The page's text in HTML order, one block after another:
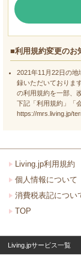
■利用規約変更のお
2021年11月22日の
録いただいておりま
の利用規約を一部、
下記「利用規約」「
https://mrs.living.jp/
Living.jp利用規約
個人情報について
消費税表記につい
TOP
Living.jpサービス一覧